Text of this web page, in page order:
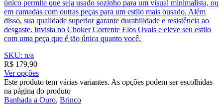
único permite que seja usado sozinho para um visual minimalista, ou
em camadas com outras peças para um estilo mais ousado. Além
disso, sua qualidade superior garante durabilidade e resistência ao
desgaste. Invista no Choker Corrente Elos Ovais e eleve seu estilo
com uma peça que é tão única quanto você.
SKU: n/a
R$ 179,90
Ver opções
Este produto tem várias variantes. As opções podem ser escolhidas
na página do produto
Banhada a Ouro, Brinco